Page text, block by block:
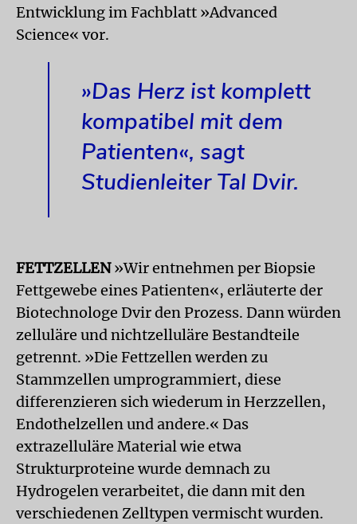
Entwicklung im Fachblatt »Advanced
Science« vor.
»Das Herz ist komplett
kompatibel mit dem
Patienten«, sagt
Studienleiter Tal Dvir.
FETTZELLEN»Wir entnehmen per Biopsie
Fettgewebe eines Patienten«, erläuterte der
Biotechnologe Dvir den Prozess. Dann würden
zelluläre und nichtzelluläre Bestandteile
getrennt. »Die Fettzellen werden zu
Stammzellen umprogrammiert, diese
differenzieren sich wiederum in Herzzellen,
Endothelzellen und andere.« Das
extrazelluläre Material wie etwa
Strukturproteine wurde demnach zu
Hydrogelen verarbeitet, die dann mit den
verschiedenen Zelltypen vermischt wurden.